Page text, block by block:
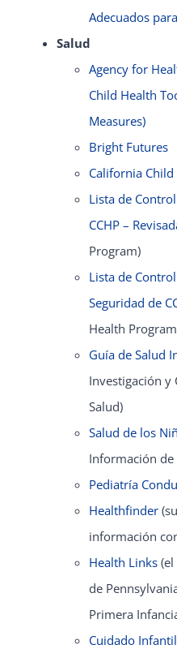
Adecuados
Salud
Agency for
Child Health
Measures)
Bright Futures
California
Lista de
CCHP –
Program)
Lista de
Seguridad de
Health
Guía de Salud
Investigación y
Salud)
Salud de los
Información de
Pediatría
Healthfinder
información
Health Links
de
Primera
Cuidado